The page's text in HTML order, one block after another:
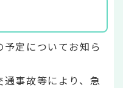
定についてお知ら
事故等により、急